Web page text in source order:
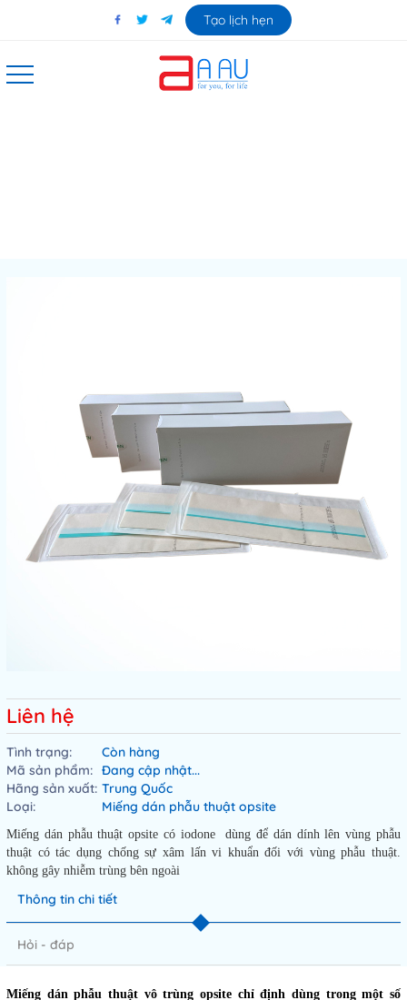
Tạo lịch hẹn
Liên hệ
Tình trạng:
Còn hàng
Mã sản phẩm: Đang cập nhật...
Hãng sản xuất: Trung Quốc
Loại:
Miếng dán phẫu thuật opsite
Miếng dán phẫu thuật opsite có iodone dùng để dán dính lên vùng phẫu
thuật có tác dụng chống sự xâm lấn vi khuẩn đối với vùng phẫu thuật.
không gây nhiễm trùng bên ngoài
Thông tin chi tiết
Hỏi - đáp
Miếng dán phẫu thuật vô trùng opsite chỉ định dùng trong một số